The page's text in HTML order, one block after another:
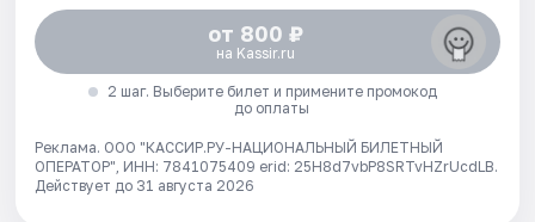
от 800 ₽
на Kassir.ru
2 шаг. Выберите билет и примените промокод
до оплаты
Реклама. ООО "КАССИР.РУ-НАЦИОНАЛЬНЫЙ БИЛЕТНЫЙ
ОПЕРАТОР", ИНН: 7841075409 erid: 25H8d7vbP8SRTvHZrUcdLB.
Действует до 31 августа 2026